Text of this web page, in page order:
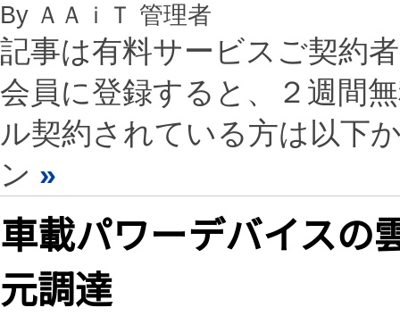
By ＡＡｉＴ 管理者
記事は有料サービスご契約
会員に登録すると、２週間
ル契約されている方は以下
ン »
車載パワーデバイスの
元調達